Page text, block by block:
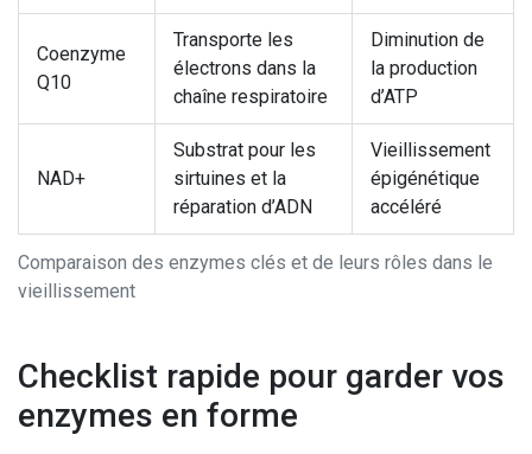
Comparaison des enzymes clés et de leurs rôles dans le
vieillissement
Coenzyme
Q10
Transporte les
électrons dans la
chaîne respiratoire
Diminution de
la production
d’ATP
NAD+
Substrat pour les
sirtuines et la
réparation d’ADN
Vieillissement
épigénétique
accéléré
Checklist rapide pour garder vos
enzymes en forme